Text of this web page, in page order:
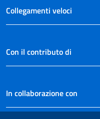
Collegamenti veloci
Con il contributo di
In collaborazione con